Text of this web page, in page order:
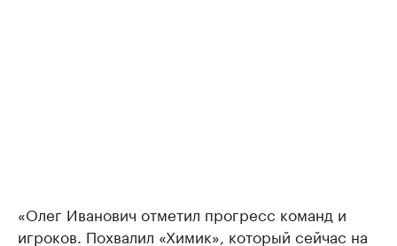
«Олег Иванович отметил прогресс команд и
игроков. Похвалил «Химик», который сейчас на